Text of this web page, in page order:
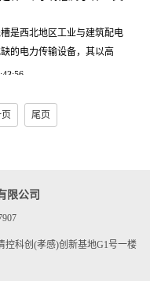
是西北地区工业与建筑配电
的电力传输设备，其以高
的特性广泛应用于大型厂
页 尾页
限公司
控科创(孝感)创新基地G1号一楼